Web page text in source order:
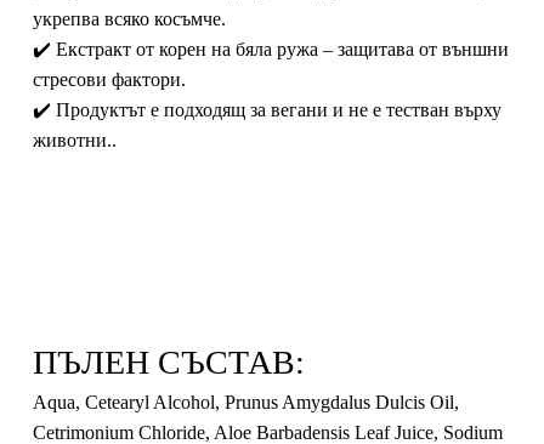
укрепва всяко косъмче.
✔️ Екстракт от корен на бяла ружа – защитава от външни
стресови фактори.
✔️ Продуктът е подходящ за вегани и не е тестван върху
животни..
ПЪЛЕН СЪСТАВ:
Aqua, Cetearyl Alcohol, Prunus Amygdalus Dulcis Oil,
Cetrimonium Chloride, Aloe Barbadensis Leaf Juice, Sodium